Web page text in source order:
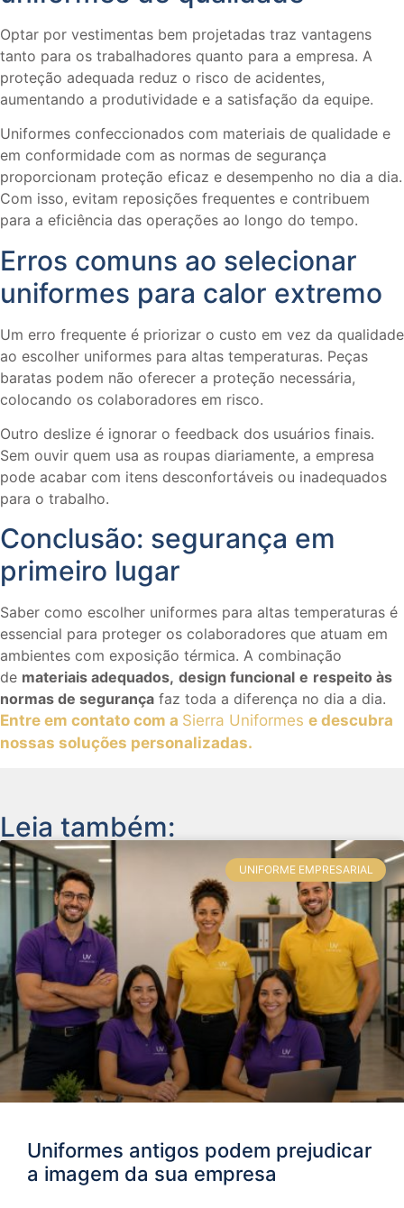
Optar por vestimentas bem projetadas traz vantagens
tanto para os trabalhadores quanto para a empresa. A
proteção adequada reduz o risco de acidentes,
aumentando a produtividade e a satisfação da equipe.
Uniformes confeccionados com materiais de qualidade e
em conformidade com as normas de segurança
proporcionam proteção eficaz e desempenho no dia a dia.
Com isso, evitam reposições frequentes e contribuem
para a eficiência das operações ao longo do tempo.
Erros comuns ao selecionar
uniformes para calor extremo
Um erro frequente é priorizar o custo em vez da qualidade
ao escolher uniformes para altas temperaturas. Peças
baratas podem não oferecer a proteção necessária,
colocando os colaboradores em risco.
Outro deslize é ignorar o feedback dos usuários finais.
Sem ouvir quem usa as roupas diariamente, a empresa
pode acabar com itens desconfortáveis ou inadequados
para o trabalho.
Conclusão: segurança em
primeiro lugar
Saber como escolher uniformes para altas temperaturas é
essencial para proteger os colaboradores que atuam em
ambientes com exposição térmica. A combinação
de materiais adequados, design funcional e respeito às
normas de segurança faz toda a diferença no dia a dia.
Entre em contato com a Sierra Uniformes e descubra
nossas soluções personalizadas.
Leia também:
UNIFORME EMPRESARIAL
Uniformes antigos podem prejudicar
a imagem da sua empresa